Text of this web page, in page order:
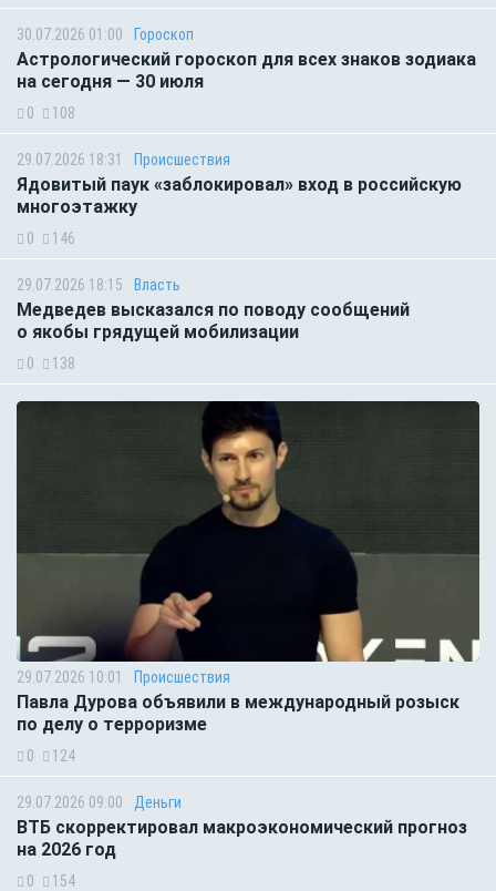
30.07.2026 01:00 Гороскоп
Астрологический гороскоп для всех знаков зодиака
на сегодня — 30 июля
0 108
29.07.2026 18:31 Происшествия
Ядовитый паук «заблокировал» вход в российскую
многоэтажку
0 146
29.07.2026 18:15 Власть
Медведев высказался по поводу сообщений
о якобы грядущей мобилизации
0 138
29.07.2026 10:01 Происшествия
Павла Дурова объявили в международный розыск
по делу о терроризме
0 124
29.07.2026 09:00 Деньги
ВТБ скорректировал макроэкономический прогноз
на 2026 год
0 154